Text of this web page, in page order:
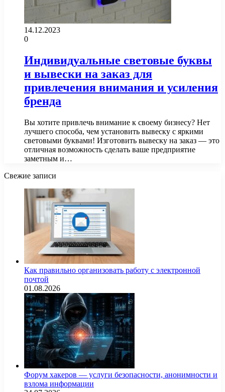
14.12.2023
0
Индивидуальные световые буквы
и вывески на заказ для
привлечения внимания и усиления
бренда
Вы хотите привлечь внимание к своему бизнесу? Нет
лучшего способа, чем установить вывеску с яркими
световыми буквами! Изготовить вывеску на заказ — это
отличная возможность сделать ваше предприятие
заметным и…
Свежие записи
Как правильно организовать работу с электронной
почтой
01.08.2026
Форум хакеров — услуги безопасности, анонимности и
взлома информации